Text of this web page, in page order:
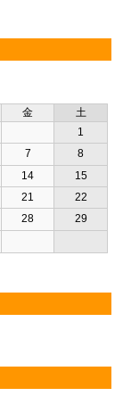
金
土
1
7
8
14
15
21
22
28
29